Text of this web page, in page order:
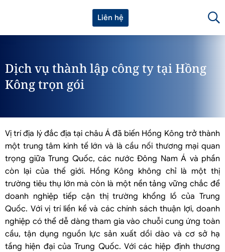
Liên hệ
Dịch vụ thành lập công ty tại Hồng
Kông trọn gói
Vị trí địa lý đắc địa tại châu Á đã biến Hồng Kông trở thành
một trung tâm kinh tế lớn và là cầu nối thương mại quan
trọng giữa Trung Quốc, các nước Đông Nam Á và phần
còn lại của thế giới. Hồng Kông không chỉ là một thị
trường tiêu thụ lớn mà còn là một nền tảng vững chắc để
doanh nghiệp tiếp cận thị trường khổng lồ của Trung
Quốc. Với vị trí liền kề và các chính sách thuận lợi, doanh
nghiệp có thể dễ dàng tham gia vào chuỗi cung ứng toàn
cầu, tận dụng nguồn lực sản xuất dồi dào và cơ sở hạ
tầng hiện đại của Trung Quốc. Với các hiệp định thương